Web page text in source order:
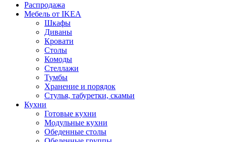
Распродажа
Мебель от IKEA
Шкафы
Диваны
Кровати
Столы
Комоды
Стеллажи
Тумбы
Хранение и порядок
Стулья, табуретки, скамьи
Кухни
Готовые кухни
Модульные кухни
Обеденные столы